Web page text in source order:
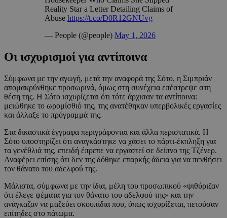
Reality Star a Letter Detailing Claims of
Abuse https://t.co/D0R12GNUvg
— People (@people) May 1, 2026
Οι ισχυρισμοί για αντίποινα
Σύμφωνα με την αγωγή, μετά την αναφορά της Σότο, η Σιμπριάν
απομακρύνθηκε προσωρινά, όμως στη συνέχεια επέστρεψε στη
θέση της. Η Σότο ισχυρίζεται ότι τότε άρχισαν τα αντίποινα:
μειώθηκε το ωρομίσθιό της, της ανατέθηκαν υπερβολικές εργασίες
και άλλαξε το πρόγραμμά της.
Στα δικαστικά έγγραφα περιγράφονται και άλλα περιστατικά. Η
Σότο υποστηρίζει ότι αναγκάστηκε να χάσει το πάρτι-έκπληξη για
τα γενέθλιά της, επειδή έπρεπε να εργαστεί σε δείπνο της Τζένερ.
Αναφέρει επίσης ότι δεν της δόθηκε επαρκής άδεια για να πενθήσει
τον θάνατο του αδελφού της.
Μάλιστα, σύμφωνα με την ίδια, μέλη του προσωπικού «ψιθύριζαν
ότι έλεγε ψέματα για τον θάνατο του αδελφού της» και την
ανάγκαζαν να μαζεύει σκουπίδια που, όπως ισχυρίζεται, πετούσαν
επίτηδες στο πάτωμα.